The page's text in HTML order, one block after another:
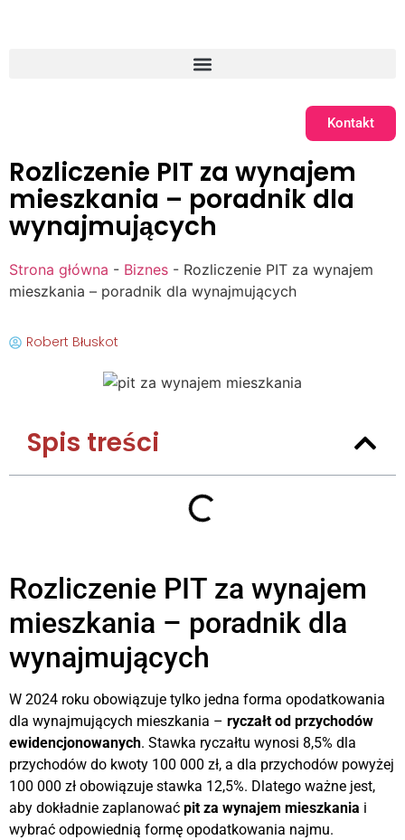
Kontakt
Rozliczenie PIT za wynajem
mieszkania – poradnik dla
wynajmujących
Strona główna - Biznes - Rozliczenie PIT za wynajem
mieszkania – poradnik dla wynajmujących
Robert Błuskot
Spis treści
Rozliczenie PIT za wynajem
mieszkania – poradnik dla
wynajmujących
W 2024 roku obowiązuje tylko jedna forma opodatkowania
dla wynajmujących mieszkania – ryczałt od przychodów
ewidencjonowanych. Stawka ryczałtu wynosi 8,5% dla
przychodów do kwoty 100 000 zł, a dla przychodów powyżej
100 000 zł obowiązuje stawka 12,5%. Dlatego ważne jest,
aby dokładnie zaplanować pit za wynajem mieszkania i
wybrać odpowiednią formę opodatkowania najmu.